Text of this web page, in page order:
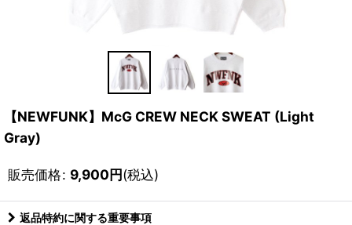
【NEWFUNK】McG CREW NECK SWEAT (Light
Gray)
販売価格: 9,900円(税込)
返品特約に関する重要事項